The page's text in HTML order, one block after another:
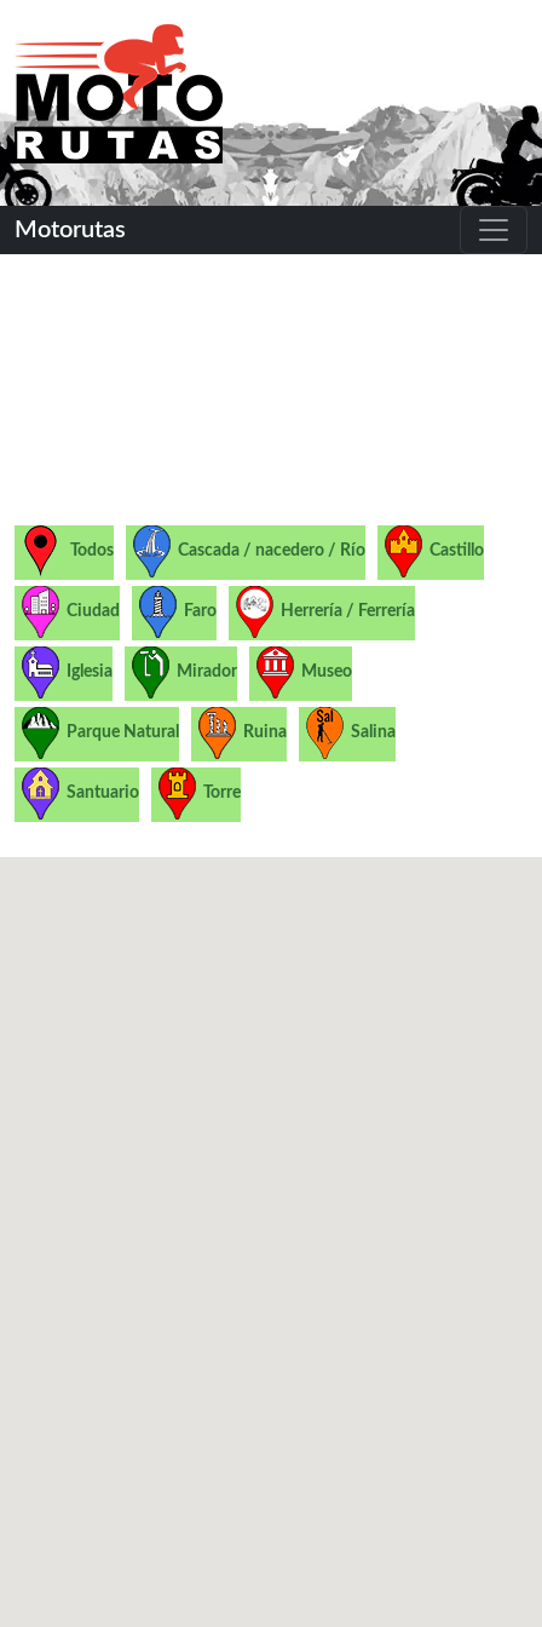
Motorutas
Todos Cascada / nacedero / Río Castillo
Ciudad Faro Herrería / Ferrería
Iglesia Mirador Museo
Parque Natural Ruina Salina
Santuario Torre